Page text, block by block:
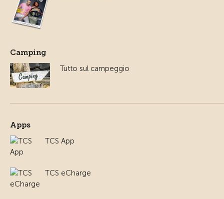
Camping
Tutto sul campeggio
Apps
TCS App
TCS eCharge